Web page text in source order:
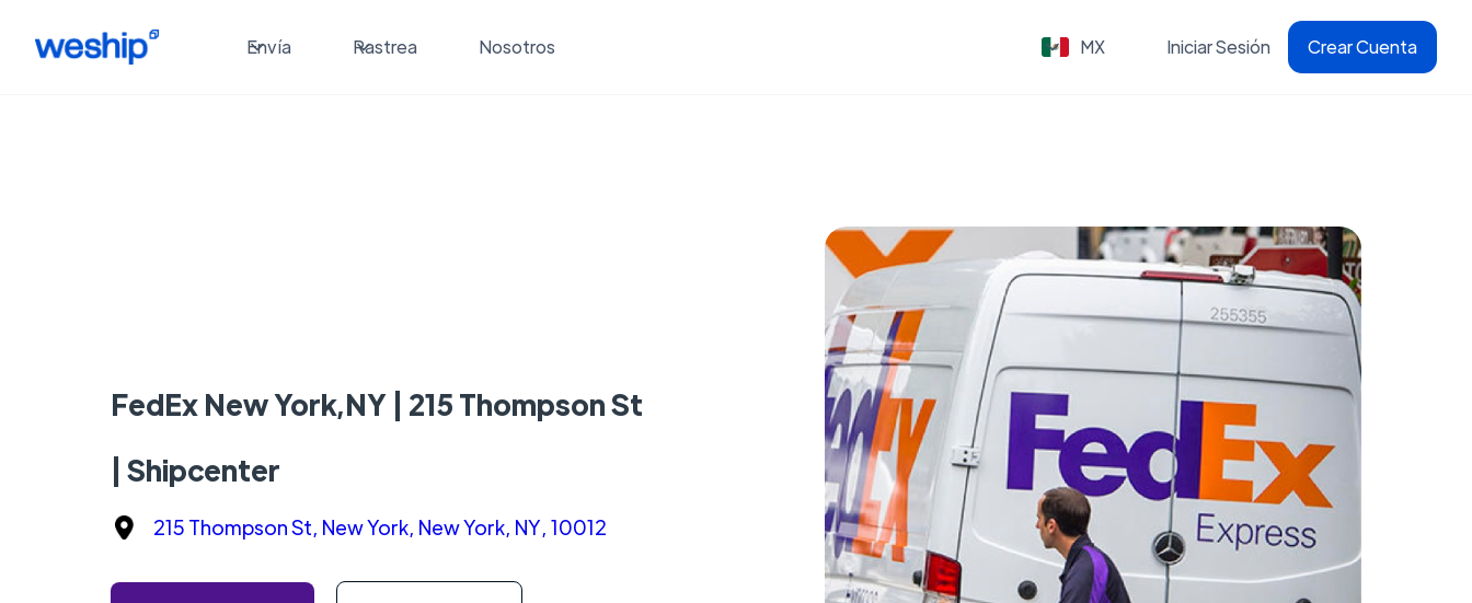
Envía Rastrea Nosotros MX Iniciar Sesión Crear Cuenta
FedEx New York,NY | 215 Thompson St
| Shipcenter
215 Thompson St, New York, New York, NY, 10012